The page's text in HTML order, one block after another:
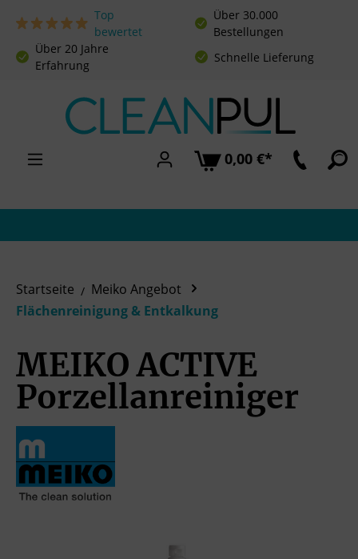
Zum Hauptinhalt springen
Top
bewertet
Über 30.000
Bestellungen
Über 20 Jahre
Erfahrung
Schnelle Lieferung
0,00 €*
Startseite
Meiko Angebot
Flächenreinigung & Entkalkung
MEIKO ACTIVE
Porzellanreiniger